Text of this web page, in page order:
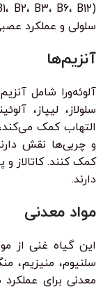
سلولی و عملکرد
آنزیم‌ها
آلوئه‌ورا شامل
سلولاز، لیپاز،
التهاب کمک
و چربی‌ها نقش
کمک کنند. کاتالاز
دارند.
مواد معدنی
این گیاه غنی از
سلنیوم، منیزیم،
معدنی برای